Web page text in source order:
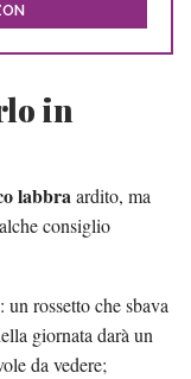
in
labbraardito, ma
consiglio
: un rossetto che sbava
giornata darà un
da vedere;